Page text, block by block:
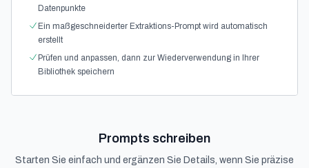
Datenpunkte
Ein maßgeschneiderter Extraktions-Prompt wird automatisch
erstellt
Prüfen und anpassen, dann zur Wiederverwendung in Ihrer
Bibliothek speichern
Prompts schreiben
Starten Sie einfach und ergänzen Sie Details, wenn Sie präzise